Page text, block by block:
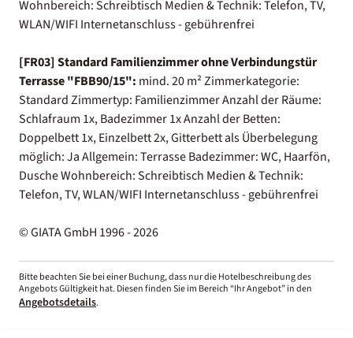
Wohnbereich: Schreibtisch Medien & Technik: Telefon, TV,
WLAN/WIFI Internetanschluss - gebührenfrei
[FR03] Standard Familienzimmer ohne Verbindungstür
Terrasse "FBB90/15": mind. 20 m² Zimmerkategorie:
Standard Zimmertyp: Familienzimmer Anzahl der Räume:
Schlafraum 1x, Badezimmer 1x Anzahl der Betten:
Doppelbett 1x, Einzelbett 2x, Gitterbett als Überbelegung
möglich: Ja Allgemein: Terrasse Badezimmer: WC, Haarfön,
Dusche Wohnbereich: Schreibtisch Medien & Technik:
Telefon, TV, WLAN/WIFI Internetanschluss - gebührenfrei
© GIATA GmbH 1996 - 2026
Bitte beachten Sie bei einer Buchung, dass nur die Hotelbeschreibung des
Angebots Gültigkeit hat. Diesen finden Sie im Bereich “Ihr Angebot” in den
Angebotsdetails.